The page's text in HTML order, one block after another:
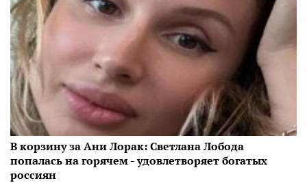
В корзину за Ани Лорак: Светлана Лобода
попалась на горячем - удовлетворяет богатых
россиян